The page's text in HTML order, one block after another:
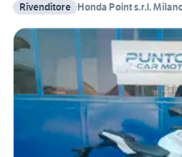
Rivenditore Honda Point s.r.l.